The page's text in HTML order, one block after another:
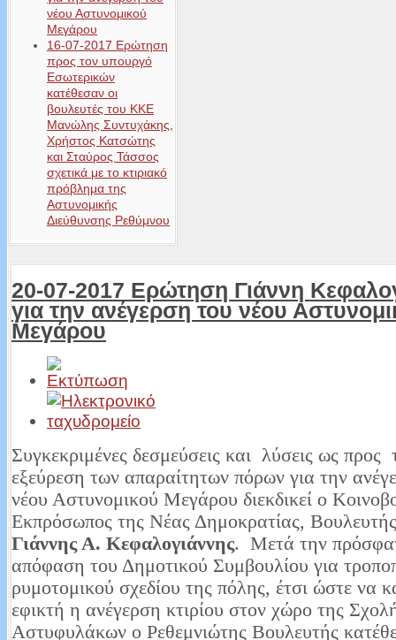
νέου Αστυνομικού
Μεγάρου
16-07-2017 Ερώτηση
προς τον υπουργό
Εσωτερικών
κατέθεσαν οι
βουλευτές του ΚΚΕ
Μανώλης Συντυχάκης,
Χρήστος Κατσώτης
και Σταύρος Τάσσος
σχετικά με το κτιριακό
πρόβλημα της
Αστυνομικής
Διεύθυνσης Ρεθύμνου
20-07-2017 Ερώτηση Γιάννη
για την ανέγερση του νέου
Μεγάρου
Συγκεκριμένες δεσμεύσεις και λύσεις ως προς
εξεύρεση των απαραίτητων πόρων για την
νέου Αστυνομικού Μεγάρου διεκδικεί ο
Εκπρόσωπος της Νέας Δημοκρατίας,
Γιάννης Α. Κεφαλογιάννης. Μετά την
απόφαση του Δημοτικού Συμβουλίου για
ρυμοτομικού σχεδίου της πόλης, έτσι ώστε να
εφικτή η ανέγερση κτιρίου στον χώρο της
Αστυφυλάκων ο Ρεθεμνιώτης Βουλευτής